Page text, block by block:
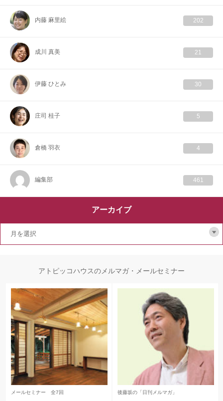
内藤 麻里絵 202
成川 真美 21
伊藤 ひとみ 30
庄司 桂子 5
倉橋 羽衣 4
編集部 461
アーカイブ
アトピッコハウスのメルマガ・メールセミナー
メールセミナー 全7回 後藤坂の「日刊メルマガ」